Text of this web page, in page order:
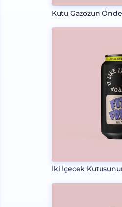
Kutu Gazozun
İki İçecek